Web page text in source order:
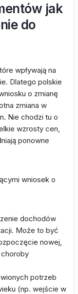
jak
do
wpływają na
Dlatego polskie
o zmianę
zmiana w
Nie chodzi tu o
wzrosty cen,
ponowne
wniosek o
dochodów
Może to być
nowej,
choroby
potrzeb
(np. wejście w